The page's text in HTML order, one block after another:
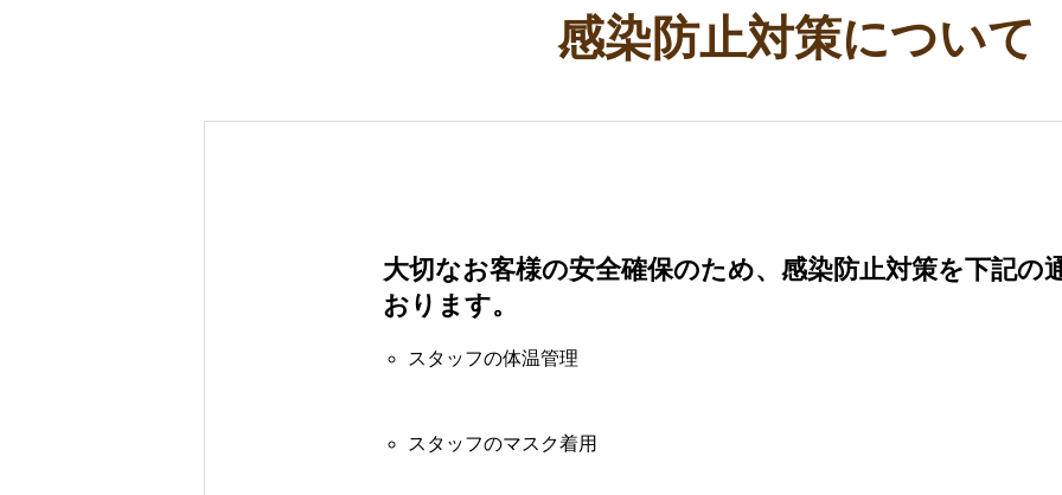
感染防止対策について
大切なお客様の安全確保のため、感染防止対策を下記の
おります。
スタッフの体温管理
スタッフのマスク着用